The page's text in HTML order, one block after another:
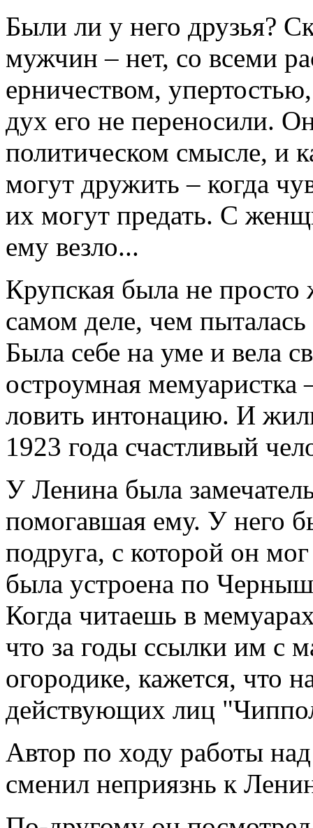
Были ли у него друзья?
мужчин – нет, со всеми
ерничеством,
дух его не переносили.
политическом смысле, и
могут дружить – когда
их могут предать. С
ему везло...
Крупская была не просто
самом деле, чем пыталась
Была себе на уме и вела
остроумная мемуаристка
ловить интонацию. И
1923 года счастливый
У Ленина была
помогавшая ему. У него
подруга, с которой он
была устроена по
Когда читаешь в
что за годы ссылки им с
огородике, кажется, что
действующих лиц
Автор по ходу работы
сменил неприязнь к